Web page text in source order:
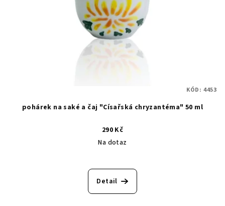
pohárek na saké a čaj "Císařská chryzantéma" 50 ml
290 Kč
Na dotaz
Detail
KÓD: 4453